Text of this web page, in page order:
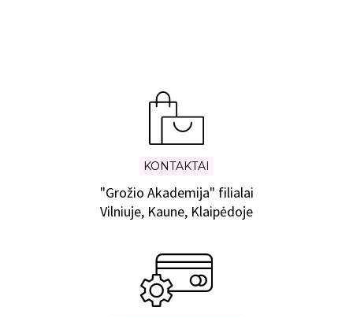
KONTAKTAI
"Grožio Akademija" filialai
Vilniuje, Kaune, Klaipėdoje